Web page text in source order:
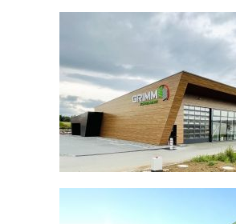
CASA EICHENDORFF